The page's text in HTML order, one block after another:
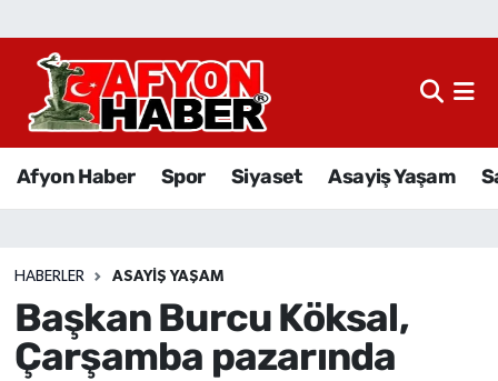
Afyon Haber Spor Siyaset Asayiş Yaşam
HABERLER ASAYIŞ YAŞAM
Başkan Burcu Köksal,
Çarşamba pazarında
Afyon Haber
Sağlık
Eğitim